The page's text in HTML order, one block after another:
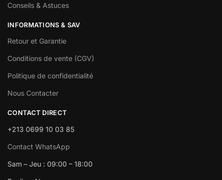
Conseils & Astuces
INFORMATIONS & SAV
Retour et Garantie
Conditions de vente (CGV)
Politique de confidentialité
Nous Contacter
CONTACT DIRECT
+213 0699 10 03 85
Contact WhatsApp
Sam – Jeu : 09:00 – 18:00